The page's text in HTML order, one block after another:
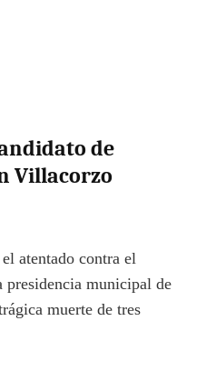
de
Villacorzo
atentado contra el
presidencia municipal de
muerte de tres